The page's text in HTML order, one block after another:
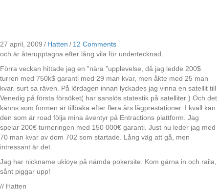
27 april, 2009 / Hatten / 12 Comments
och är återupptagna efter lång vila för undertecknad.
Förra veckan hittade jag en ”nära ”upplevelse, då jag ledde 200$
turren med 750k$ garanti med 29 man kvar, men åkte med 25 man
kvar. surt sa räven. På lördagen innan lyckades jag vinna en satellit till
Venedig på första försöket( har sanslös statestik på satelliter ) Och det
känns som formen är tillbaka efter flera års lågprestationer. I kväll kan
den som är road följa mina äventyr på Entractions plattform. Jag
spelar 200€ turneringen med 150 000€ garanti. Just nu leder jag med
70 man kvar av dom 702 som startade. Lång väg att gå, men
intressant är det.
Jag har nickname ukioye på nämda pokersite. Kom gärna in och raila,
sånt piggar upp!
// Hatten